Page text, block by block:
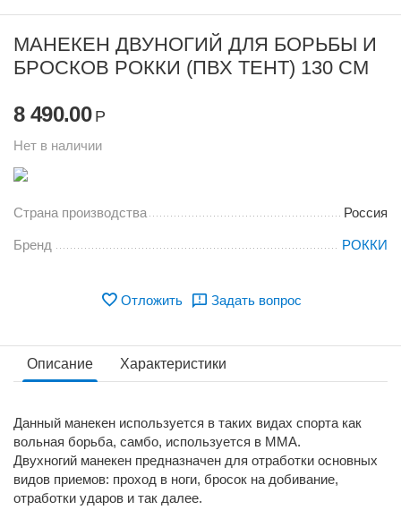
МАНЕКЕН ДВУНОГИЙ ДЛЯ БОРЬБЫ И
БРОСКОВ РОККИ (ПВХ ТЕНТ) 130 СМ
8 490.00 Р
Нет в наличии
Страна производства Россия
Бренд РОККИ
Отложить Задать вопрос
Описание Характеристики
Данный манекен используется в таких видах спорта как
вольная борьба, самбо, используется в ММА.
Двухногий манекен предназначен для отработки основных
видов приемов: проход в ноги, бросок на добивание,
отработки ударов и так далее.